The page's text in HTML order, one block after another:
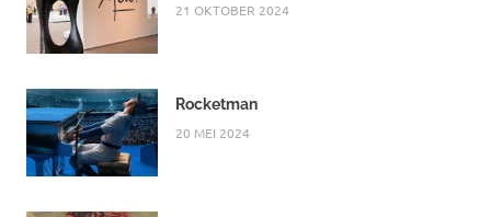
21 OKTOBER 2024
Rocketman
20 MEI 2024